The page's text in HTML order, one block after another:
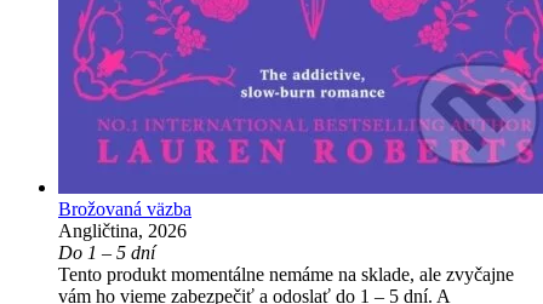
Brožovaná väzba
Angličtina, 2026
Do 1 – 5 dní
Tento produkt momentálne nemáme na sklade, ale zvyčajne
vám ho vieme zabezpečiť a odoslať do 1 – 5 dní. A